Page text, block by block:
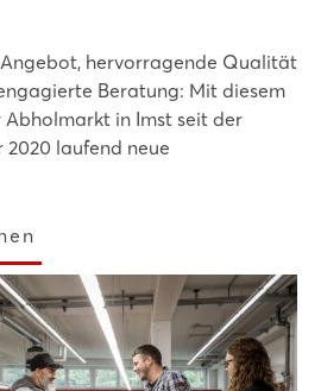
hervorragende Qualität
Beratung: Mit diesem
Abholmarkt in Imst seit der
2020 laufend neue